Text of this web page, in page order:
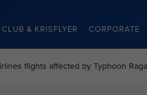
& KRISFLYER CORPORATE
flights affected by Typhoon